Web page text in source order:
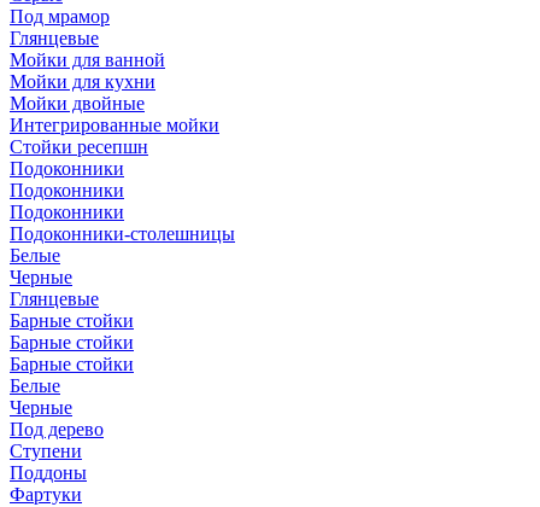
Под мрамор
Глянцевые
Мойки для ванной
Мойки для кухни
Мойки двойные
Интегрированные мойки
Стойки ресепшн
Подоконники
Подоконники
Подоконники
Подоконники-столешницы
Белые
Черные
Глянцевые
Барные стойки
Барные стойки
Барные стойки
Белые
Черные
Под дерево
Ступени
Поддоны
Фартуки